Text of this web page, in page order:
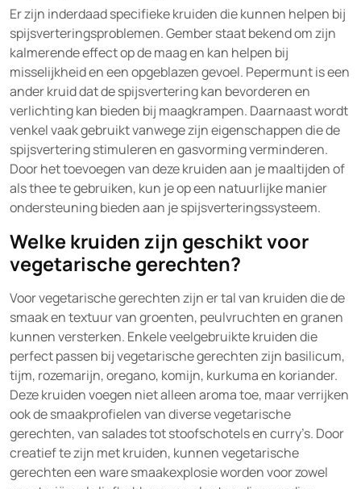
Er zijn inderdaad specifieke kruiden die kunnen helpen bij
spijsverteringsproblemen. Gember staat bekend om zijn
kalmerende effect op de maag en kan helpen bij
misselijkheid en een opgeblazen gevoel. Pepermunt is een
ander kruid dat de spijsvertering kan bevorderen en
verlichting kan bieden bij maagkrampen. Daarnaast wordt
venkel vaak gebruikt vanwege zijn eigenschappen die de
spijsvertering stimuleren en gasvorming verminderen.
Door het toevoegen van deze kruiden aan je maaltijden of
als thee te gebruiken, kun je op een natuurlijke manier
ondersteuning bieden aan je spijsverteringssysteem.
Welke kruiden zijn geschikt voor
vegetarische gerechten?
Voor vegetarische gerechten zijn er tal van kruiden die de
smaak en textuur van groenten, peulvruchten en granen
kunnen versterken. Enkele veelgebruikte kruiden die
perfect passen bij vegetarische gerechten zijn basilicum,
tijm, rozemarijn, oregano, komijn, kurkuma en koriander.
Deze kruiden voegen niet alleen aroma toe, maar verrijken
ook de smaakprofielen van diverse vegetarische
gerechten, van salades tot stoofschotels en curry’s. Door
creatief te zijn met kruiden, kunnen vegetarische
gerechten een ware smaakexplosie worden voor zowel